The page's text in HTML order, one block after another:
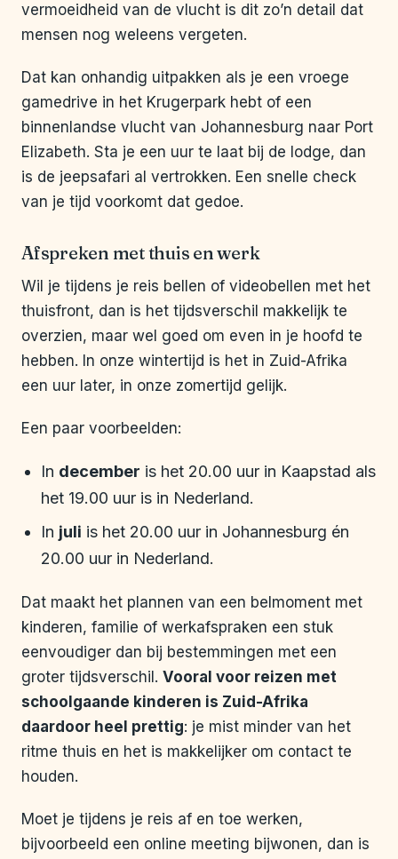
vermoeidheid van de vlucht is dit zo’n detail dat
mensen nog weleens vergeten.
Dat kan onhandig uitpakken als je een vroege
gamedrive in het Krugerpark hebt of een
binnenlandse vlucht van Johannesburg naar Port
Elizabeth. Sta je een uur te laat bij de lodge, dan
is de jeepsafari al vertrokken. Een snelle check
van je tijd voorkomt dat gedoe.
Afspreken met thuis en werk
Wil je tijdens je reis bellen of videobellen met het
thuisfront, dan is het tijdsverschil makkelijk te
overzien, maar wel goed om even in je hoofd te
hebben. In onze wintertijd is het in Zuid-Afrika
een uur later, in onze zomertijd gelijk.
Een paar voorbeelden:
In december is het 20.00 uur in Kaapstad als
het 19.00 uur is in Nederland.
In juli is het 20.00 uur in Johannesburg én
20.00 uur in Nederland.
Dat maakt het plannen van een belmoment met
kinderen, familie of werkafspraken een stuk
eenvoudiger dan bij bestemmingen met een
groter tijdsverschil. Vooral voor reizen met
schoolgaande kinderen is Zuid-Afrika
daardoor heel prettig: je mist minder van het
ritme thuis en het is makkelijker om contact te
houden.
Moet je tijdens je reis af en toe werken,
bijvoorbeeld een online meeting bijwonen, dan is